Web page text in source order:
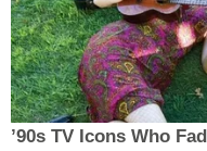
’90s TV Icons Who